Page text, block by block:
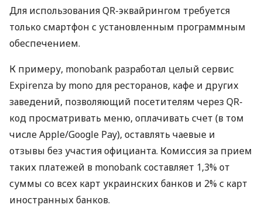
Для использования QR-эквайрингом требуется
только смартфон с установленным программным
обеспечением.
К примеру, monobank разработал целый сервис
Expirenza by mono для ресторанов, кафе и других
заведений, позволяющий посетителям через QR-
код просматривать меню, оплачивать счет (в том
числе Apple/Google Pay), оставлять чаевые и
отзывы без участия официанта. Комиссия за прием
таких платежей в monobank составляет 1,3% от
суммы со всех карт украинских банков и 2% с карт
иностранных банков.